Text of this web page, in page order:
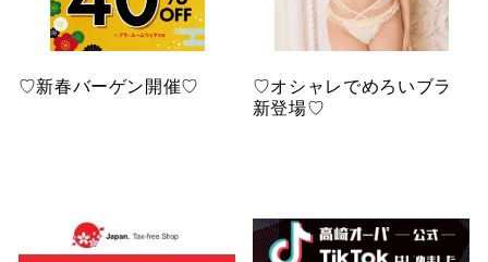
♡新春バーゲン開催♡
♡オシャレでめろいブラ
新登場♡